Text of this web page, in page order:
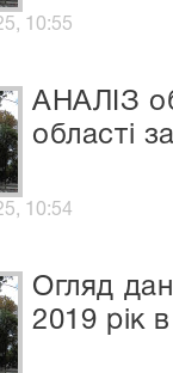
10:55
АНАЛІЗ
області
10:54
Огляд
2019 рік